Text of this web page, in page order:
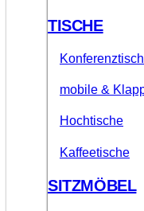
TISCHE
mobile &
Hochtische
Kaffeetische
SITZMÖBEL